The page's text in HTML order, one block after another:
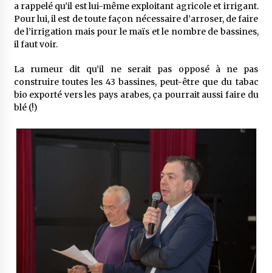
a rappelé qu’il est lui-même exploitant agricole et irrigant.
Pour lui, il est de toute façon nécessaire d’arroser, de faire
de l’irrigation mais pour le maïs et le nombre de bassines,
il faut voir.
La rumeur dit qu’il ne serait pas opposé à ne pas
construire toutes les 43 bassines, peut-être que du tabac
bio exporté vers les pays arabes, ça pourrait aussi faire du
blé (!)